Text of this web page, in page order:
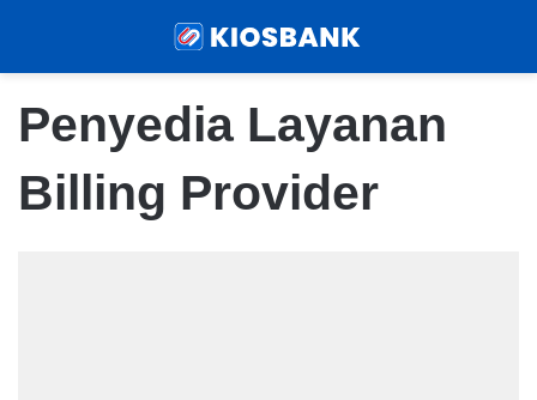
Penyedia Layanan
Billing Provider